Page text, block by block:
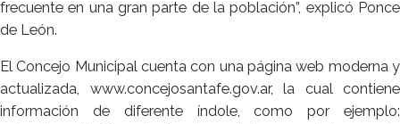
frecuente en una gran parte de la población”, explicó Ponce
de León.
El Concejo Municipal cuenta con una página web moderna y
actualizada, www.concejosantafe.gov.ar, la cual contiene
información de diferente índole, como por ejemplo: